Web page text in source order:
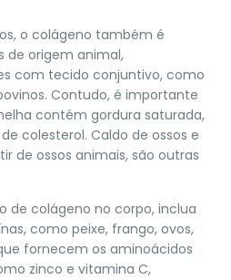
o colágeno também é
de origem animal,
com tecido conjuntivo, como
Contudo, é importante
contém gordura saturada,
colesterol. Caldo de ossos e
de ossos animais, são outras
de colágeno no corpo, inclua
como peixe, frango, ovos,
fornecem os aminoácidos
zinco e vitamina C,